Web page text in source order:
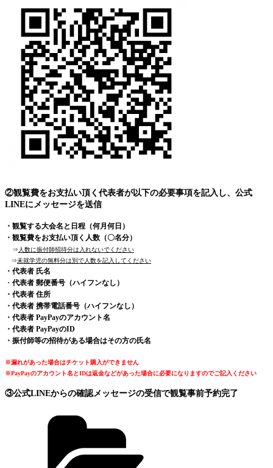
②観覧費をお支払い頂く代表者が以下の必要事項を記入し、公式
LINEにメッセージを送信
・観覧する大会名と日程（何月何日）
・観覧費をお支払い頂く人数（〇名分）
⇒ 人数に振付師招待分は入れないでください
⇒未就学児の無料分は別で人数を記入してください
・代表者 氏名
・ 代表者 郵便番号（ハイフンなし）
・代表者 住所
・代表者 携帯電話番号（ハイフンなし）
・代表者 PayPayのアカウント名
・代表者 PayPayのID
・振付師等の招待がある場合はその方の氏名
※漏れがあった場合はチケット購入ができません
※PayPayのアカウント名とIDは返金などがあった場合に必要になりますのでご記入ください
③公式LINEからの確認メッセージの受信で観覧事前予約完了